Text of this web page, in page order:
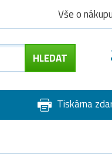
Vše o nákupu
Tiskárna